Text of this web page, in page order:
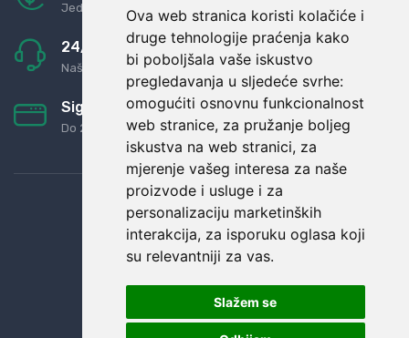
Ova web stranica koristi kolačiće i
druge tehnologije praćenja kako
bi poboljšala vaše iskustvo
pregledavanja u sljedeće svrhe:
omogućiti osnovnu funkcionalnost
web stranice, za pružanje boljeg
iskustva na web stranici, za
mjerenje vašeg interesa za naše
proizvode i usluge i za
personalizaciju marketinških
interakcija, za isporuku oglasa koji
su relevantniji za vas.
Slažem se
Jednostavno pravilo: Roba za novac
24/7 odlična podrška
Naši agenti uvijek na raspolaganju
Sigurno obročno plaćanje
Do 24 rata bez kamata